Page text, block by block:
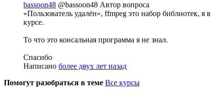
bassoon48 @bassoon48 Автор вопроса
«Пользователь удалён», ffmpeg это набор библиотек, я в
курсе.
То что это консальная программа я не знал.
Спасибо
Написано более двух лет назад
Помогут разобраться в теме Все курсы